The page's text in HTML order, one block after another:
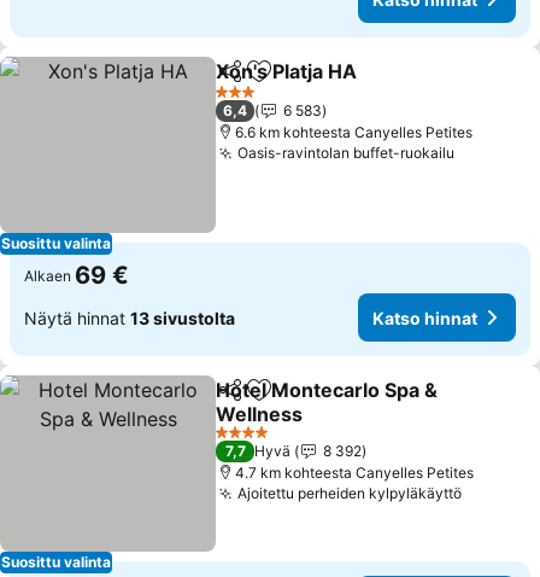
Suosittu valinta
Jaa Lisää suosikkeihin
Xon's Platja HA
3 Tähtiluokitus
6,4
6 583
6.6 km kohteesta Canyelles Petites
Oasis-ravintolan buffet-ruokailu
Alkaen 69 €
Näytä hinnat 13 sivustolta Katso hinnat
Suosittu valinta
Jaa Lisää suosikkeihin
Hotel Montecarlo Spa &
Wellness
4 Tähtiluokitus
7,7 Hyvä
8 392
4.7 km kohteesta Canyelles Petites
Ajoitettu perheiden kylpyläkäyttö